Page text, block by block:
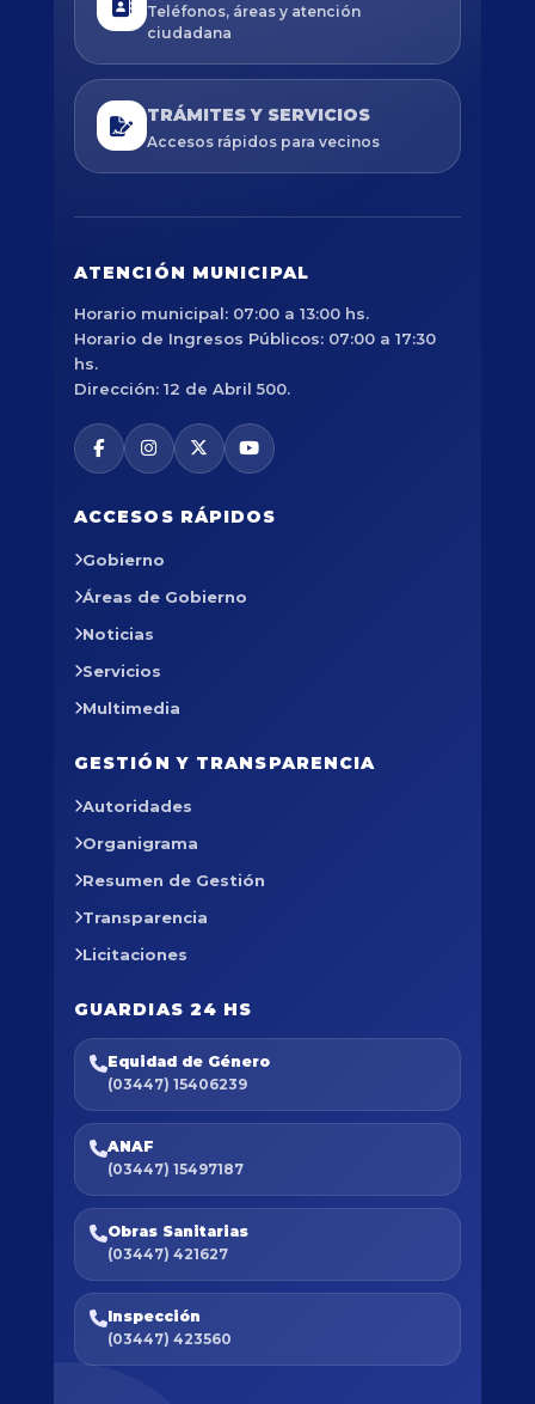
Teléfonos, áreas y atención
ciudadana
TRÁMITES Y SERVICIOS
Accesos rápidos para vecinos
ATENCIÓN MUNICIPAL
Horario municipal: 07:00 a 13:00 hs.
Horario de Ingresos Públicos: 07:00 a 17:30
hs.
Dirección: 12 de Abril 500.
ACCESOS RÁPIDOS
Gobierno
Áreas de Gobierno
Noticias
Servicios
Multimedia
GESTIÓN Y TRANSPARENCIA
Autoridades
Organigrama
Resumen de Gestión
Transparencia
Licitaciones
GUARDIAS 24 HS
Equidad de Género
(03447) 15406239
ANAF
(03447) 15497187
Obras Sanitarias
(03447) 421627
Inspección
(03447) 423560